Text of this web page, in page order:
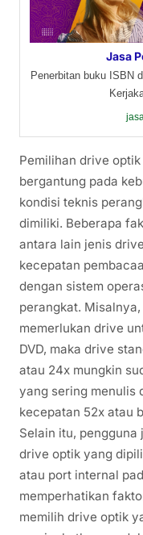
Jasa
Penerbitan buku ISBN
Pemilihan drive
bergantung pada
kondisi teknis
dimiliki. Beberapa
antara lain jenis
kecepatan
dengan sistem
perangkat.
memerlukan drive
DVD, maka drive
atau 24x mungkin
yang sering menulis
kecepatan 52x atau
Selain itu, pengguna
drive optik yang
atau port internal
memperhatikan
memilih drive optik